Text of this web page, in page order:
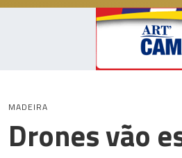
MADEIRA
Drones vão